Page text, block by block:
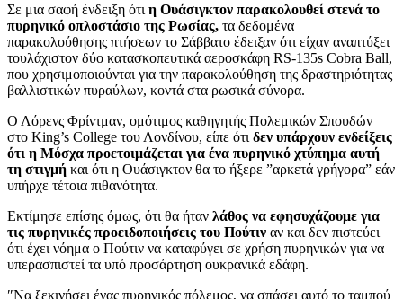
Σε μια σαφή ένδειξη ότι η Ουάσιγκτον παρακολουθεί στενά το
πυρηνικό οπλοστάσιο της Ρωσίας, τα δεδομένα
παρακολούθησης πτήσεων το Σάββατο έδειξαν ότι είχαν αναπτύξει
τουλάχιστον δύο κατασκοπευτικά αεροσκάφη RS-135s Cobra Ball,
που χρησιμοποιούνται για την παρακολούθηση της δραστηριότητας
βαλλιστικών πυραύλων, κοντά στα ρωσικά σύνορα.
Ο Λόρενς Φρίντμαν, ομότιμος καθηγητής Πολεμικών Σπουδών
στο King’s College του Λονδίνου, είπε ότι δεν υπάρχουν ενδείξεις
ότι η Μόσχα προετοιμάζεται για ένα πυρηνικό χτύπημα αυτή
τη στιγμή και ότι η Ουάσιγκτον θα το ήξερε ”αρκετά γρήγορα” εάν
υπήρχε τέτοια πιθανότητα.
Εκτίμησε επίσης όμως, ότι θα ήταν λάθος να εφησυχάζουμε για
τις πυρηνικές προειδοποιήσεις του Πούτιν αν και δεν πιστεύει
ότι έχει νόημα ο Πούτιν να καταφύγει σε χρήση πυρηνικών για να
υπερασπιστεί τα υπό προσάρτηση ουκρανικά εδάφη.
″Να ξεκινήσει ένας πυρηνικός πόλεμος, να σπάσει αυτό το ταμπού